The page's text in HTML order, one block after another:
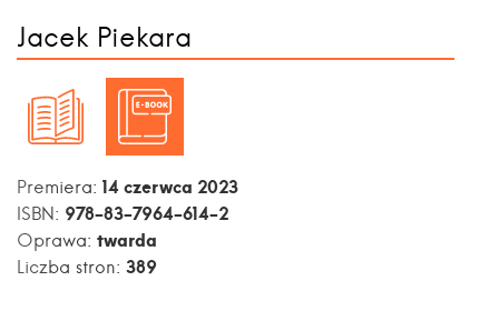
Jacek Piekara
Premiera: 14 czerwca 2023
ISBN: 978-83-7964-614-2
Oprawa: twarda
Liczba stron: 389